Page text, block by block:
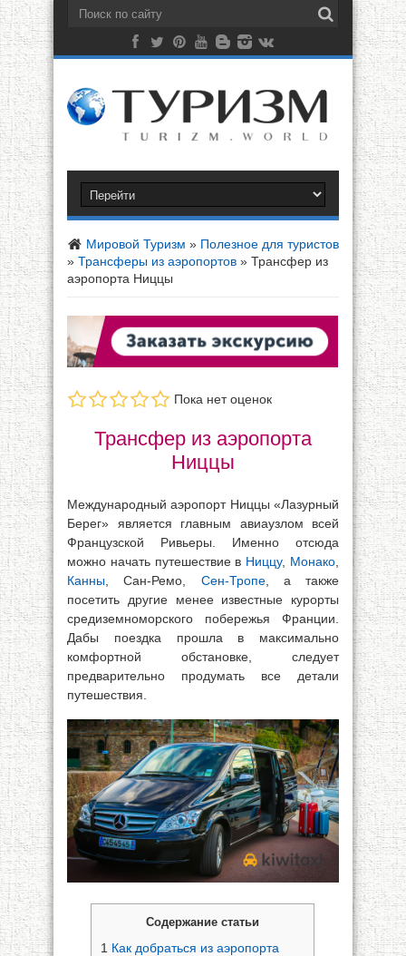
Мировой Туризм » Полезное для туристов
» Трансферы из аэропортов » Трансфер из
аэропорта Ниццы
Пока нет оценок
Трансфер из аэропорта
Ниццы
Международный аэропорт Ниццы «Лазурный
Берег» является главным авиаузлом всей
Французской Ривьеры. Именно отсюда
можно начать путешествие в Ниццу, Монако,
Канны, Сан-Ремо, Сен-Тропе, а также
посетить другие менее известные курорты
средиземноморского побережья Франции.
Дабы поездка прошла в максимально
комфортной обстановке, следует
предварительно продумать все детали
путешествия.
Содержание статьи
1 Как добраться из аэропорта